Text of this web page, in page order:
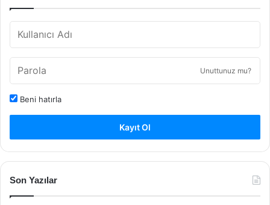
Unuttunuz mu?
Beni hatırla
Kayıt Ol
Son Yazılar